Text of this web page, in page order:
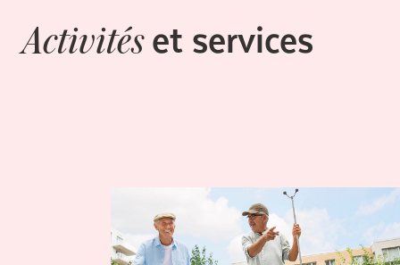
Activitéset services